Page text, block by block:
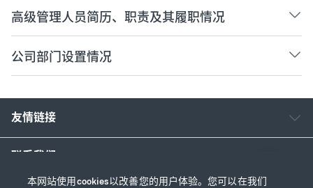
高级管理人员简历、职责及其履职情况
公司部门设置情况
本网站使用cookies以改善您的用户体验。您可以在我们
友情链接
联系我们